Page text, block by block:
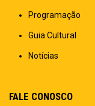
Programação
Guia Cultural
Notícias
FALE CONOSCO